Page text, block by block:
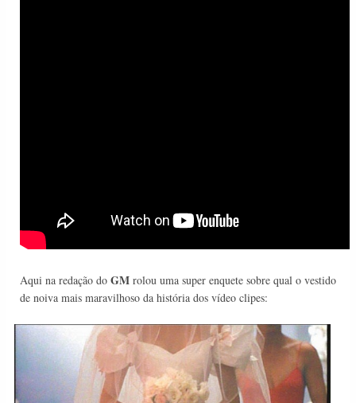
Aqui na redação do GMrolou uma super enquete sobre qual o vestido
de noiva mais maravilhoso da história dos vídeo clipes: